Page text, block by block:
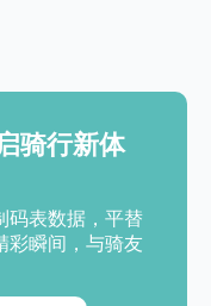
骑行新体
码表数据，平替
彩瞬间，与骑友